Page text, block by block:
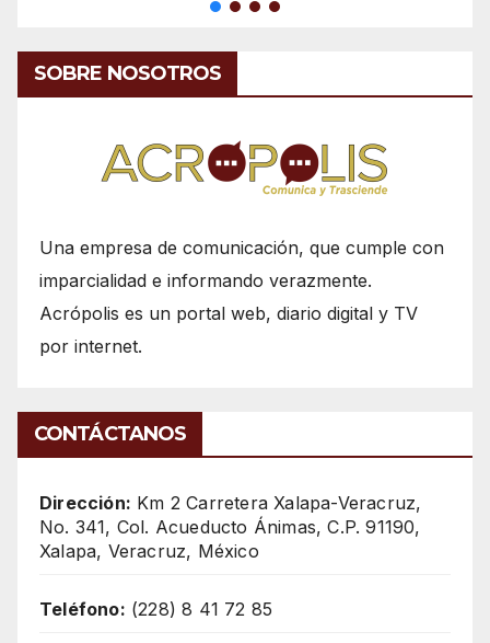
SOBRE NOSOTROS
Una empresa de comunicación, que cumple con
imparcialidad e informando verazmente.
Acrópolis es un portal web, diario digital y TV
por internet.
CONTÁCTANOS
Dirección: Km 2 Carretera Xalapa-Veracruz,
No. 341, Col. Acueducto Ánimas, C.P. 91190,
Xalapa, Veracruz, México
Teléfono: (228) 8 41 72 85